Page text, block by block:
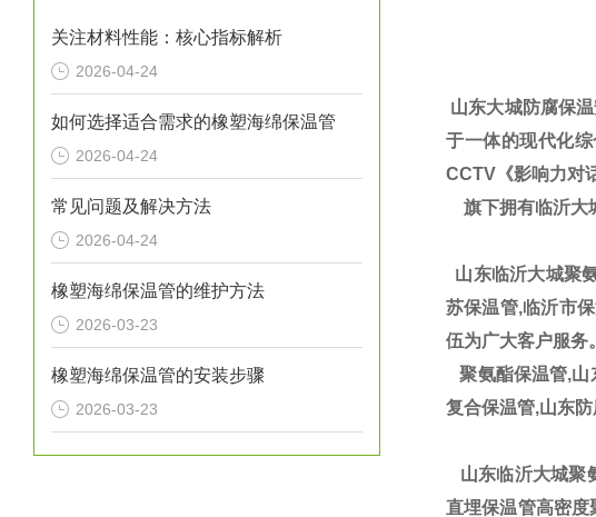
关注材料性能：核心指标解析
2026-04-24
如何选择适合需求的橡塑海绵保温管
2026-04-24
常见问题及解决方法
2026-04-24
橡塑海绵保温管的维护方法
2026-03-23
橡塑海绵保温管的安装步骤
2026-03-23
山东大城防腐保
于一体的现代化
CCTV《影响力对
旗下拥有临沂大
山东临沂大城聚
苏保温管,临沂市
伍为广大客户服务
聚氨酯保温管,山
复合保温管,山东
山东临沂大城聚
直埋保温管高密